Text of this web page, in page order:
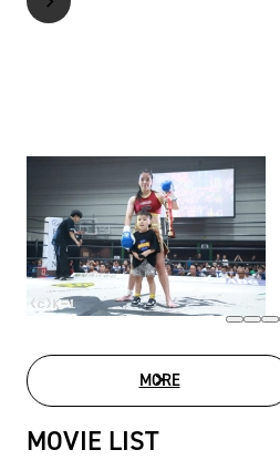
MOREPHOTO GALLERY
MOVIE LIST